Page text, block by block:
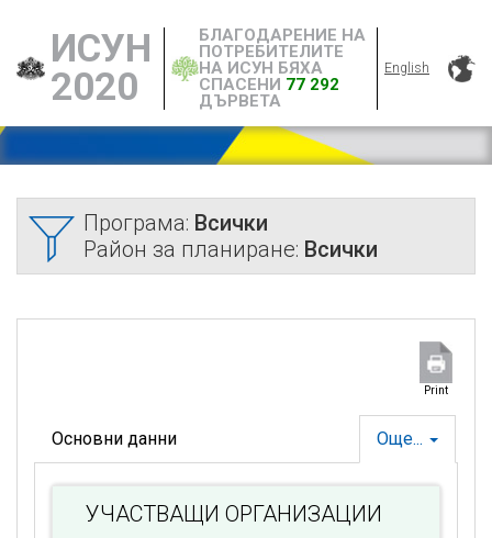
ИСУН
2020
БЛАГОДАРЕНИЕ НА
ПОТРЕБИТЕЛИТЕ
НА ИСУН БЯХА
СПАСЕНИ 77 292
ДЪРВЕТА
English
Програма: Всички
Район за планиране: Всички
Print
Още...
Основни данни
УЧАСТВАЩИ ОРГАНИЗАЦИИ